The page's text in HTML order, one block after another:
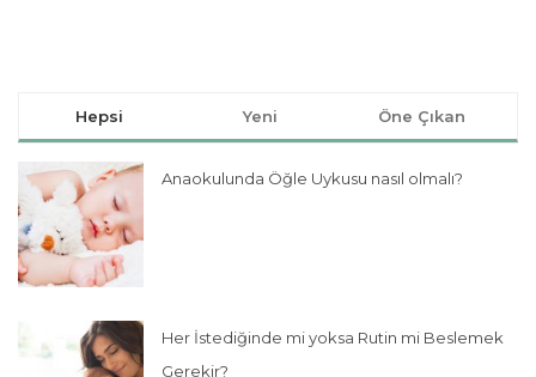
Hepsi Yeni Öne Çıkan
Anaokulunda Öğle Uykusu nasıl olmalı?
Her İstediğinde mi yoksa Rutin mi Beslemek
Gerekir?